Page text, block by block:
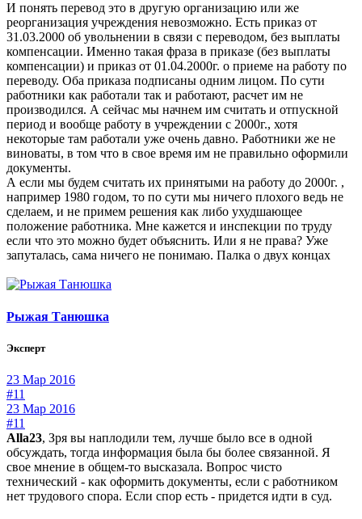
И понять перевод это в другую организацию или же
реорганизация учреждения невозможно. Есть приказ от
31.03.2000 об увольнении в связи с переводом, без выплаты
компенсации. Именно такая фраза в приказе (без выплаты
компенсации) и приказ от 01.04.2000г. о приеме на работу по
переводу. Оба приказа подписаны одним лицом. По сути
работники как работали так и работают, расчет им не
производился. А сейчас мы начнем им считать и отпускной
период и вообще работу в учреждении с 2000г., хотя
некоторые там работали уже очень давно. Работники же не
виноваты, в том что в свое время им не правильно оформили
документы.
А если мы будем считать их принятыми на работу до 2000г. ,
например 1980 годом, то по сути мы ничего плохого ведь не
сделаем, и не примем решения как либо ухудшающее
положение работника. Мне кажется и инспекции по труду
если что это можно будет объяснить. Или я не права? Уже
запуталась, сама ничего не понимаю. Палка о двух концах
Рыжая Танюшка
Эксперт
23 Мар 2016
#11
23 Мар 2016
#11
Alla23, Зря вы наплодили тем, лучше было все в одной
обсуждать, тогда информация была бы более связанной. Я
свое мнение в общем-то высказала. Вопрос чисто
технический - как оформить документы, если с работником
нет трудового спора. Если спор есть - придется идти в суд.